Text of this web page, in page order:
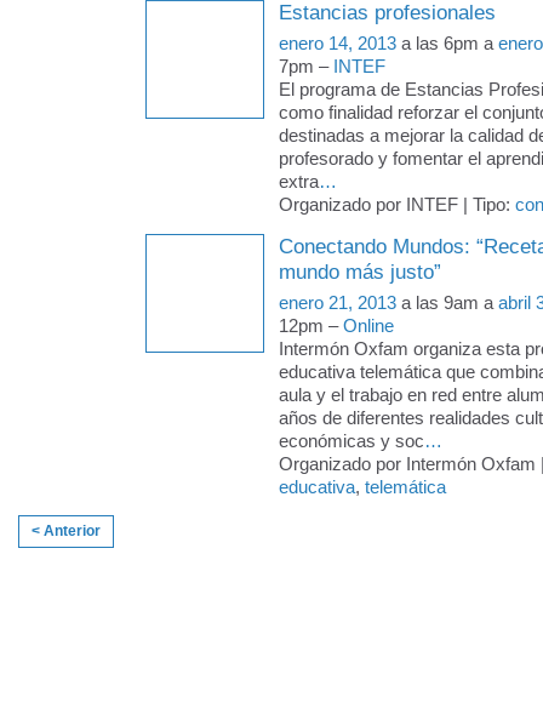
Estancias profesionales
enero 14, 2013 a las 6pm a
7pm – INTEF
El programa de Estancias
como finalidad reforzar el
destinadas a mejorar la calidad
profesorado y fomentar el
extra…
Organizado por INTEF | Tipo:
Conectando Mundos:
mundo más justo”
enero 21, 2013 a las 9am a abril
12pm –Online
Intermón Oxfam organiza esta
educativa telemática que
aula y el trabajo en red entre
años de diferentes realidades
económicas y soc…
Organizado por Intermón Oxfam
educativa, telemática
< Anterior